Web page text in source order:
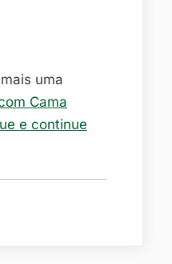
uma
Cama
e continue